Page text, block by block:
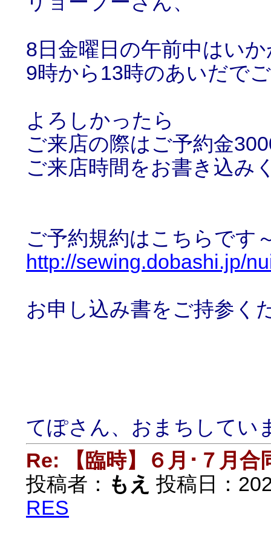
8日金曜日の午前中はい
9時から13時のあいだで
よろしかったら
ご来店の際はご予約金
ご来店時間をお書き込み
ご予約規約はこちらです
http://sewing.dobashi.jp/
お申し込み書をご持参く
てぽさん、おまちしてい
Re: 【臨時】６月･７月
投稿者： もえ 投稿日：
RES